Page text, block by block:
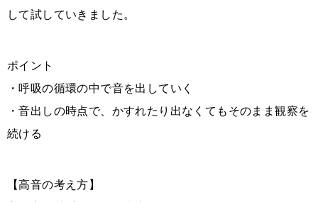
して試していきました。
ポイント
・呼吸の循環の中で音を出していく
・音出しの時点で、かすれたり出なくてもそのまま観察を
続ける
【高音の考え方】